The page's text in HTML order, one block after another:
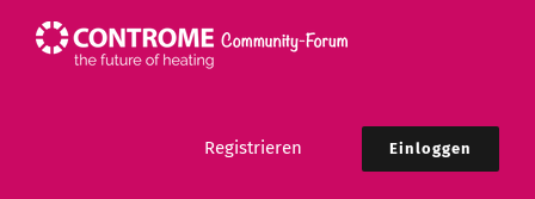
Inhalt
Registrieren Einloggen